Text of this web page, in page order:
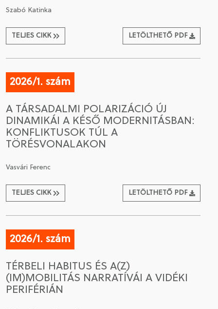
Szabó Katinka
TELJES CIKK LETÖLTHETŐ PDF
2026/1. szám
A TÁRSADALMI POLARIZÁCIÓ ÚJ
DINAMIKÁI A KÉSŐ MODERNITÁSBAN:
KONFLIKTUSOK TÚL A
TÖRÉSVONALAKON
Vasvári Ferenc
TELJES CIKK LETÖLTHETŐ PDF
2026/1. szám
TÉRBELI HABITUS ÉS A(Z)
(IM)MOBILITÁS NARRATÍVÁI A VIDÉKI
PERIFÉRIÁN